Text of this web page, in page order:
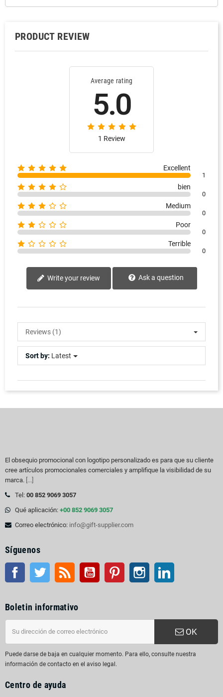
PRODUCT REVIEW
Average rating
5.0
1 Review
Excellent
1
bien
0
Medium
0
Poor
0
Terrible
0
Write your review Ask a question
Reviews (1)
Sort by: Latest
El obsequio promocional con logotipo personalizado es para que su cliente
cree artículos promocionales comerciales y amplifique la visibilidad de su
marca. [...]
Tel: 00 852 9069 3057
Qué aplicación: +00 852 9069 3057
Correo electrónico: info@gift-supplier.com
Síguenos
Facebook Gorjeo Rss YouTube Pinterest Instagram
Boletin informativo
OK
Puede darse de baja en cualquier momento. Para ello, consulte nuestra
información de contacto en el aviso legal.
Centro de ayuda